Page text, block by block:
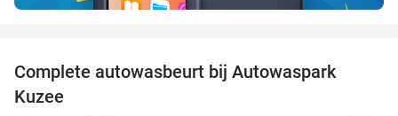
Complete autowasbeurt bij Autowaspark
Kuzee